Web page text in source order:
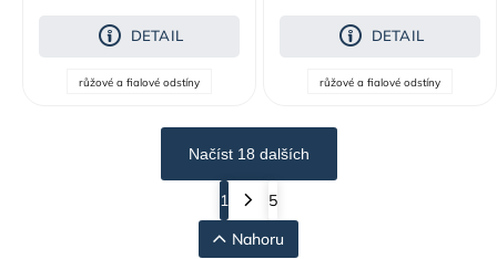
DETAIL
růžové a fialové odstíny
DETAIL
růžové a fialové odstíny
Načíst 18 dalších
1
5
Nahoru